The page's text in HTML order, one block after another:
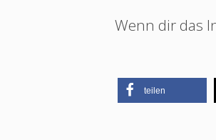
Wenn dir das
teilen